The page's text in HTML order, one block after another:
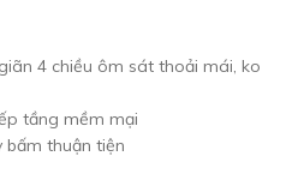
4 chiều ôm sát thoải mái, ko
tầng mềm mại
thuận tiện